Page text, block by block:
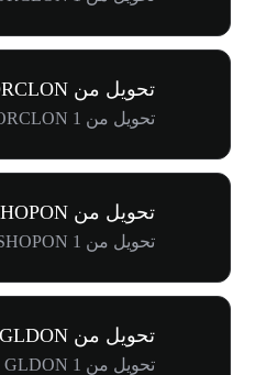
تحويل من ORCLON إلى BRL
تحويل من 1 ORCLON إلى R$734.90
تحويل من SHOPON إلى INR
تحويل من 1 SHOPON إلى ₹14.04K
تحويل من GLDON إلى INR
تحويل من 1 GLDON إلى ₹36.97K